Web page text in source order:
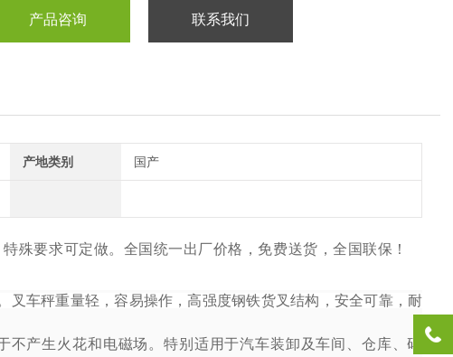
产品咨询 联系我们
产地类别 国产
殊要求可定做。全国统一出厂价格，免费送货，全国联保！
车秤重量轻，容易操作，高强度钢铁货叉结构，安全可靠，耐
不产生火花和电磁场。特别适用于汽车装卸及车间、仓库、码